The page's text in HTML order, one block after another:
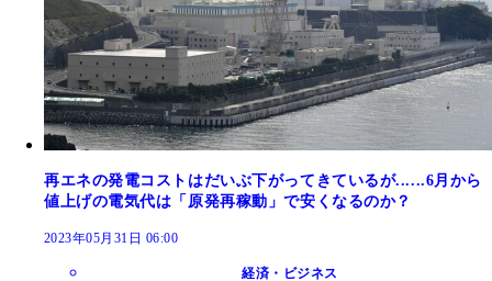
再エネの発電コストはだいぶ下がってきているが......6月から
値上げの電気代は「原発再稼動」で安くなるのか？
2023年05月31日 06:00
経済・ビジネス